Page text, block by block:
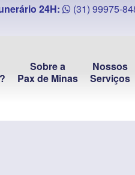
24H: (31) 99975-
Sobre a
Pax de Minas
Nossos
Serviços